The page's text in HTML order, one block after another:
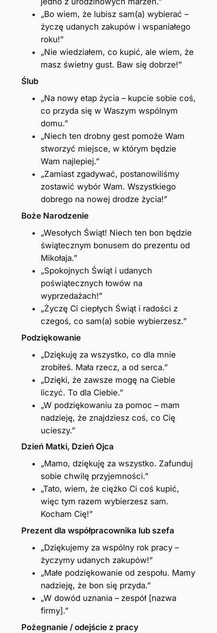
„Bo wiem, że lubisz sam(a) wybierać –
życzę udanych zakupów i wspaniałego
roku!”
„Nie wiedziałem, co kupić, ale wiem, że
masz świetny gust. Baw się dobrze!”
Ślub
„Na nowy etap życia – kupcie sobie coś,
co przyda się w Waszym wspólnym
domu.”
„Niech ten drobny gest pomoże Wam
stworzyć miejsce, w którym będzie
Wam najlepiej.”
„Zamiast zgadywać, postanowiliśmy
zostawić wybór Wam. Wszystkiego
dobrego na nowej drodze życia!”
Boże Narodzenie
„Wesołych Świąt! Niech ten bon będzie
świątecznym bonusem do prezentu od
Mikołaja.”
„Spokojnych Świąt i udanych
poświątecznych łowów na
wyprzedażach!”
„Życzę Ci ciepłych Świąt i radości z
czegoś, co sam(a) sobie wybierzesz.”
Podziękowanie
„Dziękuję za wszystko, co dla mnie
zrobiłeś. Mała rzecz, a od serca.”
„Dzięki, że zawsze mogę na Ciebie
liczyć. To dla Ciebie.”
„W podziękowaniu za pomoc – mam
nadzieję, że znajdziesz coś, co Cię
ucieszy.”
Dzień Matki, Dzień Ojca
„Mamo, dziękuję za wszystko. Zafunduj
sobie chwilę przyjemności.”
„Tato, wiem, że ciężko Ci coś kupić,
więc tym razem wybierzesz sam.
Kocham Cię!”
Prezent dla współpracownika lub szefa
„Dziękujemy za wspólny rok pracy –
życzymy udanych zakupów!”
„Małe podziękowanie od zespołu. Mamy
nadzieję, że bon się przyda.”
„W dowód uznania – zespół [nazwa
firmy].”
Pożegnanie / odejście z pracy